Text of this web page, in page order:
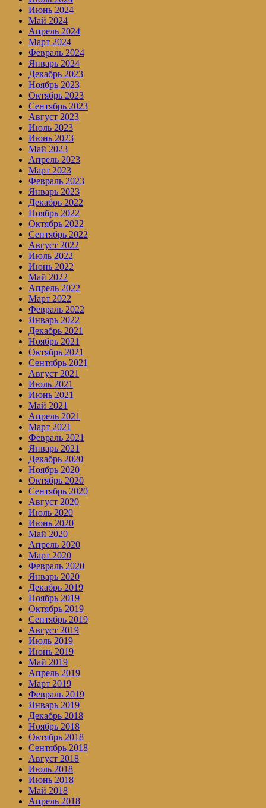
Июнь 2024
Май 2024
Апрель 2024
Март 2024
Февраль 2024
Январь 2024
Декабрь 2023
Ноябрь 2023
Октябрь 2023
Сентябрь 2023
Август 2023
Июль 2023
Июнь 2023
Май 2023
Апрель 2023
Март 2023
Февраль 2023
Январь 2023
Декабрь 2022
Ноябрь 2022
Октябрь 2022
Сентябрь 2022
Август 2022
Июль 2022
Июнь 2022
Май 2022
Апрель 2022
Март 2022
Февраль 2022
Январь 2022
Декабрь 2021
Ноябрь 2021
Октябрь 2021
Сентябрь 2021
Август 2021
Июль 2021
Июнь 2021
Май 2021
Апрель 2021
Март 2021
Февраль 2021
Январь 2021
Декабрь 2020
Ноябрь 2020
Октябрь 2020
Сентябрь 2020
Август 2020
Июль 2020
Июнь 2020
Май 2020
Апрель 2020
Март 2020
Февраль 2020
Январь 2020
Декабрь 2019
Ноябрь 2019
Октябрь 2019
Сентябрь 2019
Август 2019
Июль 2019
Июнь 2019
Май 2019
Апрель 2019
Март 2019
Февраль 2019
Январь 2019
Декабрь 2018
Ноябрь 2018
Октябрь 2018
Сентябрь 2018
Август 2018
Июль 2018
Июнь 2018
Май 2018
Апрель 2018